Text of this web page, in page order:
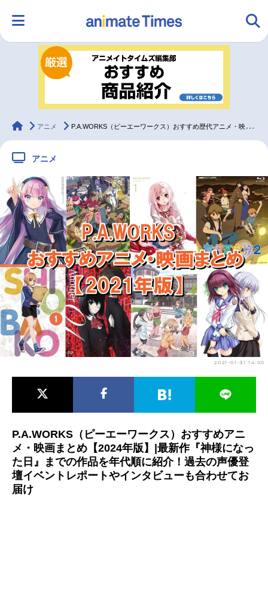
ランキング アニメ
ラジオ
2.5次元 配信・Vtuber トレンド 無料マンガ
最新記事一覧
アニメ記事一覧 声優記事一覧
アニメ映画一覧 実写化映画一覧
今期アニメ曜日別一覧
春アニメ 夏アニメ
男性声優/女性声優一覧
animateTimes
アニメ P.A.WORKS（ピーエーワークス）おすすめ歴代アニメ・映画まとめ
アニメ
2021-01-31 14:00
P.A.WORKS（ピーエーワークス）おすすめアニ
メ・映画まとめ【2024年版】|最新作『神様になっ
た日』までの作品を年代順に紹介！過去の声優登
壇イベントレポートやインタビューも合わせてお
届け